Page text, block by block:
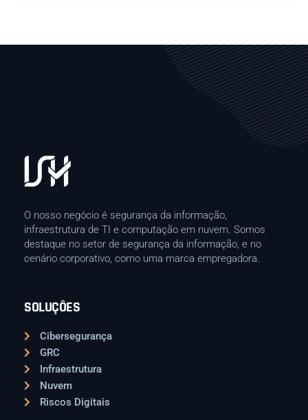
O nosso negócio é segurança da informação,
infraestrutura de TI e computação em nuvem. Somos
destaque no setor de segurança da informação, e no
cenário corporativo, como uma marca empregadora.
SOLUÇÕES
Cibersegurança
GRC
Infraestrutura
Nuvem
Riscos Digitais